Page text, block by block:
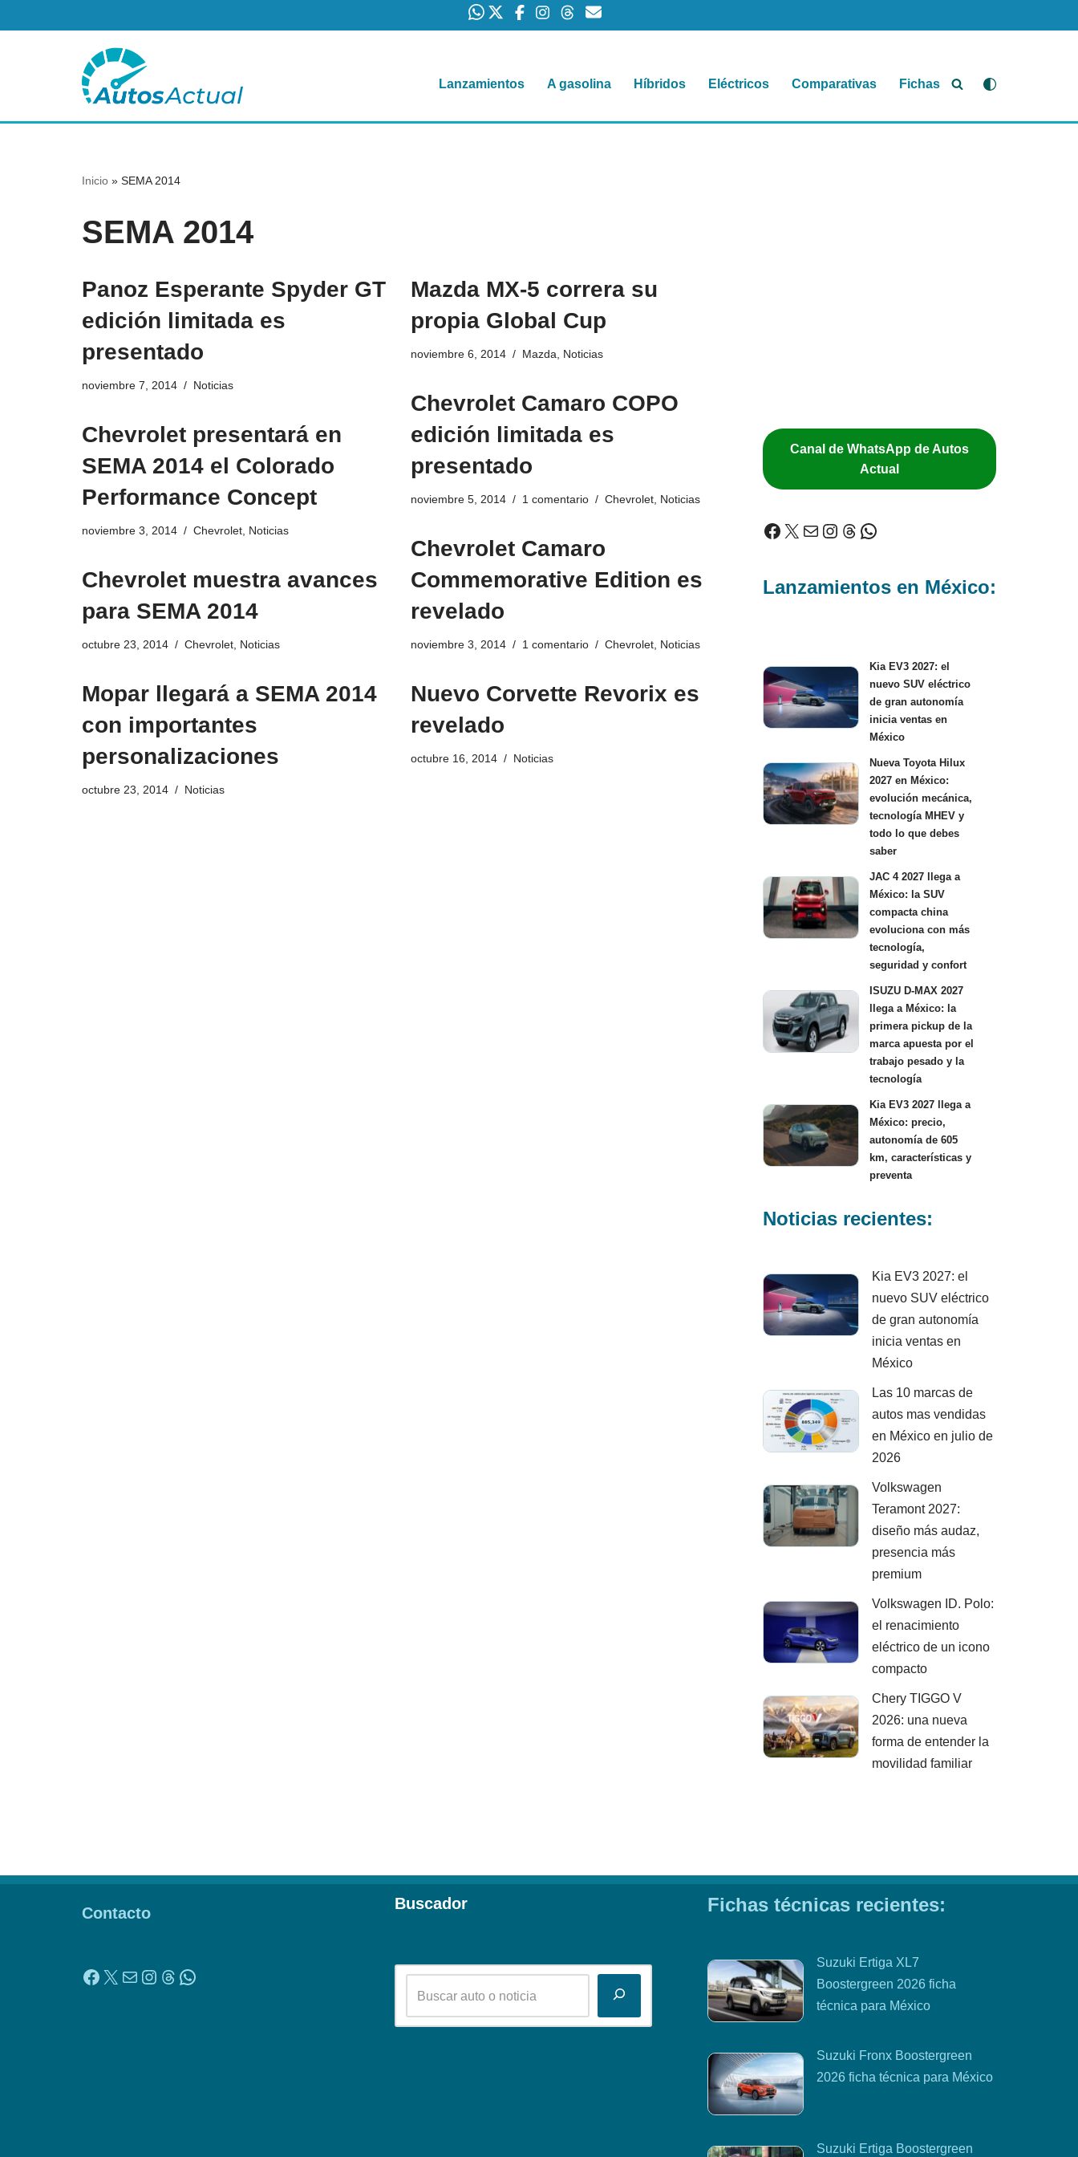
contenido
Lanzamientos A gasolina Híbridos Eléctricos Comparativas Fichas
Inicio » SEMA 2014
SEMA 2014
Panoz Esperante Spyder GT
edición limitada es
presentado
noviembre 7, 2014 Noticias
Mazda MX-5 correra su
propia Global Cup
noviembre 6, 2014 Mazda, Noticias
Chevrolet Camaro COPO
edición limitada es
presentado
noviembre 5, 2014 1 comentario Chevrolet, Noticias
Chevrolet presentará en
SEMA 2014 el Colorado
Performance Concept
noviembre 3, 2014 Chevrolet, Noticias
Chevrolet Camaro
Commemorative Edition es
revelado
noviembre 3, 2014 1 comentario Chevrolet, Noticias
Chevrolet muestra avances
para SEMA 2014
octubre 23, 2014 Chevrolet, Noticias
Mopar llegará a SEMA 2014
con importantes
personalizaciones
octubre 23, 2014 Noticias
Nuevo Corvette Revorix es
revelado
octubre 16, 2014 Noticias
Canal de WhatsApp de Autos
Actual
Lanzamientos en México:
Kia EV3 2027: el
nuevo SUV eléctrico
de gran autonomía
inicia ventas en
México
Nueva Toyota Hilux
2027 en México:
evolución mecánica,
tecnología MHEV y
todo lo que debes
saber
JAC 4 2027 llega a
México: la SUV
compacta china
evoluciona con más
tecnología,
seguridad y confort
ISUZU D-MAX 2027
llega a México: la
primera pickup de la
marca apuesta por el
trabajo pesado y la
tecnología
Kia EV3 2027 llega a
México: precio,
autonomía de 605
km, características y
preventa
Noticias recientes:
Kia EV3 2027: el
nuevo SUV eléctrico
de gran autonomía
inicia ventas en
México
Las 10 marcas de
autos mas vendidas
en México en julio de
2026
Volkswagen
Teramont 2027:
diseño más audaz,
presencia más
premium
Volkswagen ID. Polo:
el renacimiento
eléctrico de un icono
compacto
Chery TIGGO V
2026: una nueva
forma de entender la
movilidad familiar
Contacto
Buscador Fichas técnicas recientes:
Suzuki Ertiga XL7
Boostergreen 2026 ficha
técnica para México
Suzuki Fronx Boostergreen
2026 ficha técnica para México
Suzuki Ertiga Boostergreen